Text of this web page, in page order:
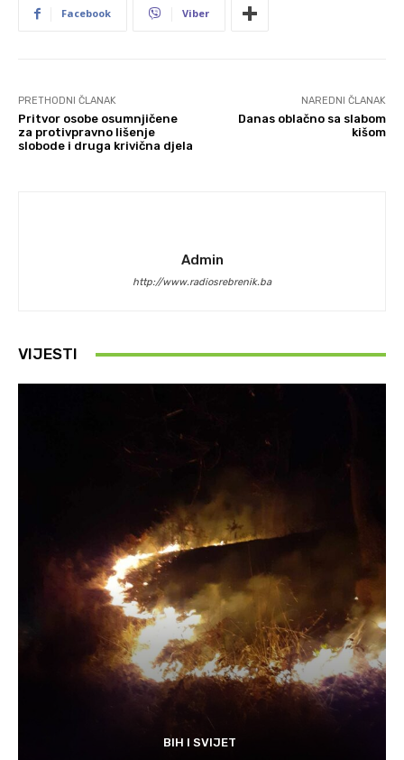
Facebook Viber
PRETHODNI ČLANAK
Pritvor osobe osumnjičene
za protivpravno lišenje
slobode i druga krivična djela
NAREDNI ČLANAK
Danas oblačno sa slabom
kišom
Admin
http://www.radiosrebrenik.ba
VIJESTI
BIH I SVIJET